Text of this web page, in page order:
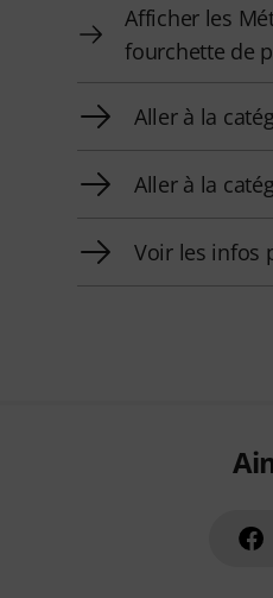
Afficher les
fourchette de
Aller à la
Aller à la
Voir les infos